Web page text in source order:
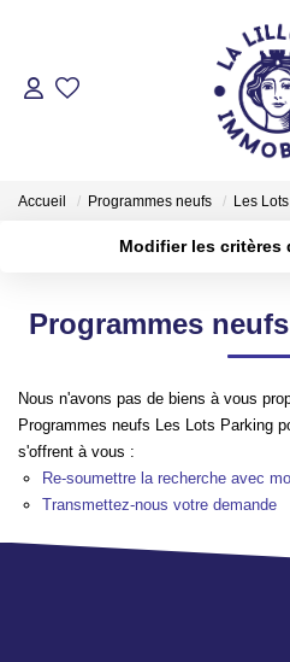
Tous Nos
GESTION
Accueil Programmes neufs Les Lots
Modifier les critères
Sélectionnez...
Type de bien
Budget max
Programmes
Nous n'avons pas de biens à vous
Programmes neufs Les Lots Parking
s'offrent à vous :
Re-soumettre la recherche avec
Transmettez-nous votre demande